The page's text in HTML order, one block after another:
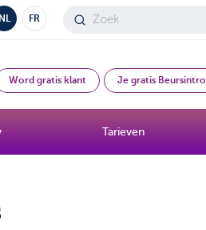
NL FR
Word gratis klant Je gratis Beursintro
Tarieven